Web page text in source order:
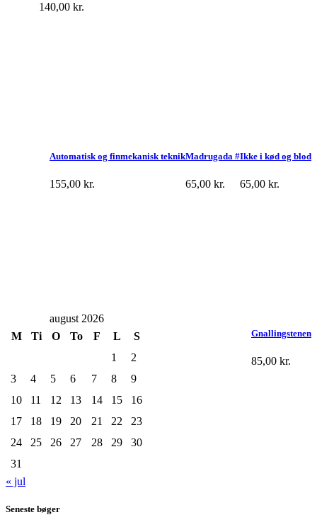
140,00 kr.
Ikke i kød og blod
65,00 kr.
Madrugada #
65,00 kr.
Automatisk og finmekanisk teknik
155,00 kr.
Gnallingstenen
85,00 kr.
august 2026
M
Ti O To F L
S
1
2
3
4 5 6 7 8
9
10
11 12 13 14 15
16
17
18 19 20 21 22
23
24
25 26 27 28 29
30
31
« jul
Seneste bøger